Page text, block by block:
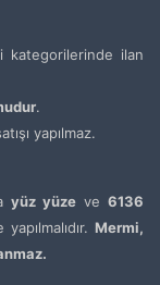
kategorilerinde ilan
.
yapılmaz.
yüz yüze ve6136
Mermi,